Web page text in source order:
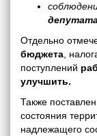
Отдельно
бюджета ,
поступлений
улучшить.
Также
состояния
надлежащего